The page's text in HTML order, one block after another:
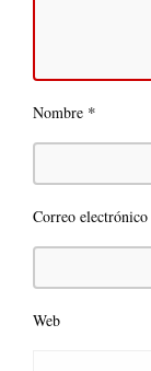
Nombre *
Correo electrónico
Web